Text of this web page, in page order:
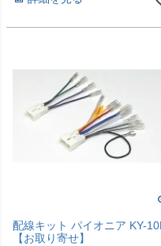
配線キット パイオニア KY-
【お取り寄せ】